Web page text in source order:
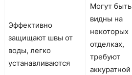
Эффективно
защищают швы от
воды, легко
устанавливаются
Могут быть
видны на
некоторых
отделках,
требуют
аккуратной